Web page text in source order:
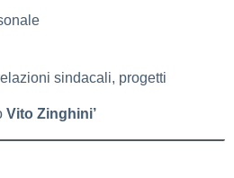
sindacali, progetti
Vito Zinghini’